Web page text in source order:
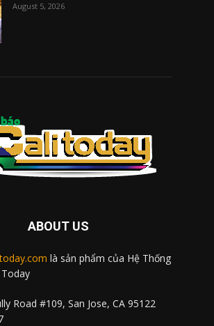
August 5, 2026
ABOUT US
là sản phẩm của Hệ Thống
Road #109, San Jose, CA 95122